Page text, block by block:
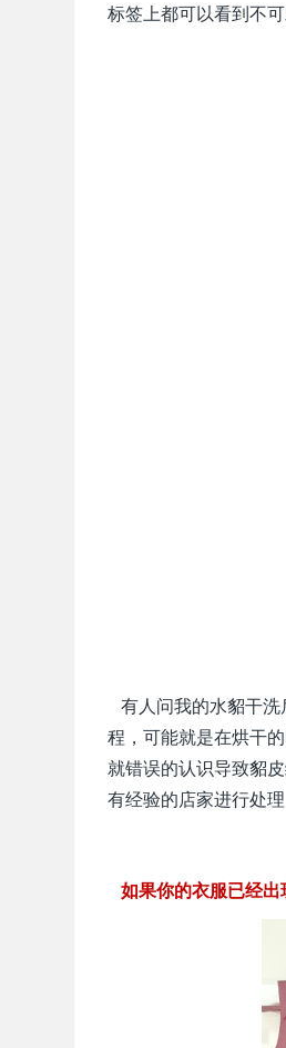
标签上都可以看到不
有人问我的水貂干
程，可能就是在烘干
就错误的认识导致貂
有经验的店家进行处理
如果你的衣服已经出